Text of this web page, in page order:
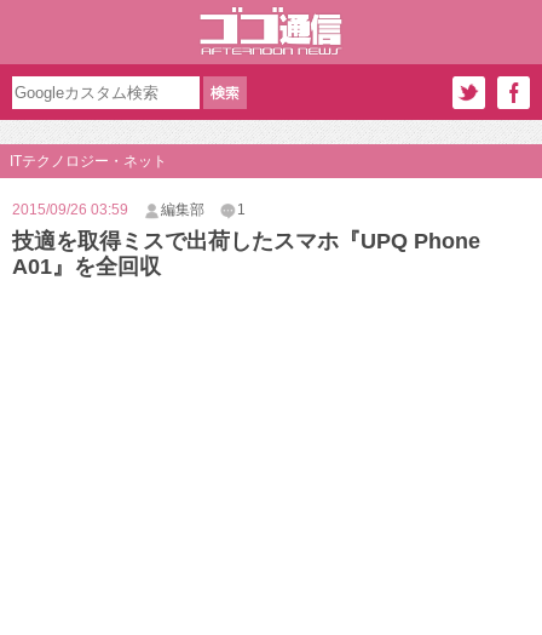
ITテクノロジー・ネット
2015/09/26 03:59 編集部 1
技適を取得ミスで出荷したスマホ『UPQ Phone
A01』を全回収